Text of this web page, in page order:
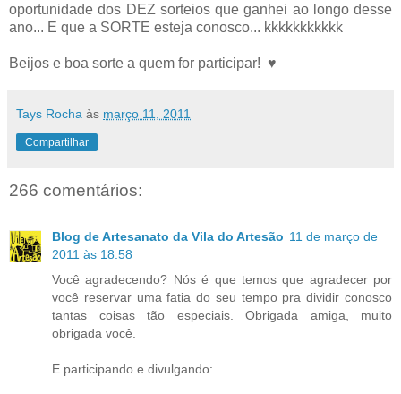
oportunidade dos DEZ sorteios que ganhei ao longo desse
ano... E que a SORTE esteja conosco... kkkkkkkkkkk
Beijos e boa sorte a quem for participar! ♥
Tays Rocha às março 11, 2011
Compartilhar
266 comentários:
Blog de Artesanato da Vila do Artesão 11 de março de
2011 às 18:58
Você agradecendo? Nós é que temos que agradecer por
você reservar uma fatia do seu tempo pra dividir conosco
tantas coisas tão especiais. Obrigada amiga, muito
obrigada você.
E participando e divulgando: